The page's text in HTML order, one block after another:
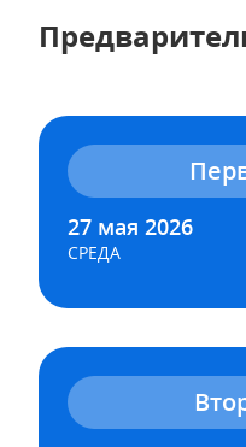
27 мая 2026
CРЕДА